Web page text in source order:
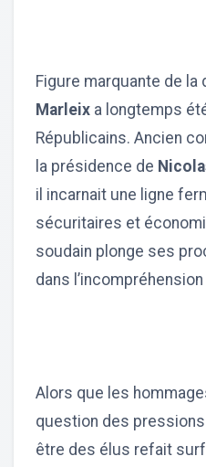
Figure marquante de la
Marleix a longtemps
Républicains. Ancien
la présidence de
il incarnait une ligne
sécuritaires et
soudain plonge ses
dans l’incompréhension
Alors que les
question des
être des élus refait